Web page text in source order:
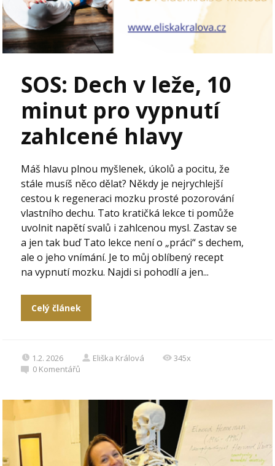
SOS: Dech v leže, 10
minut pro vypnutí
zahlcené hlavy
Máš hlavu plnou myšlenek, úkolů a pocitu, že
stále musíš něco dělat? Někdy je nejrychlejší
cestou k regeneraci mozku prosté pozorování
vlastního dechu. Tato kratičká lekce ti pomůže
uvolnit napětí svalů i zahlcenou mysl. Zastav se
a jen tak buď Tato lekce není o „práci“ s dechem,
ale o jeho vnímání. Je to můj oblíbený recept
na vypnutí mozku. Najdi si pohodlí a jen...
Celý článek
1.2. 2026 Eliška Králová
345x
0 Komentářů